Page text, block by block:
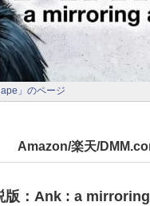
ape」のページ
Amazon/楽天/
版：Ank : a mirroring